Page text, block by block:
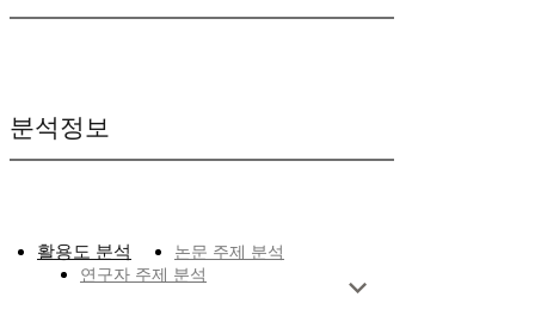
분석정보
활용도 분석
논문 주제 분석
연구자 주제 분석